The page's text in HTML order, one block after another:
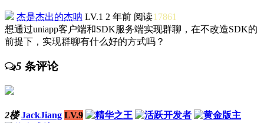
杰是杰出的杰呐 LV.1 2 年前 阅读17861
想通过uniapp客户端和SDK服务端实现群聊，在不改造SDK的
前提下，实现群聊有什么好的方式吗？
5 条评论
2楼 JackJiang LV.9